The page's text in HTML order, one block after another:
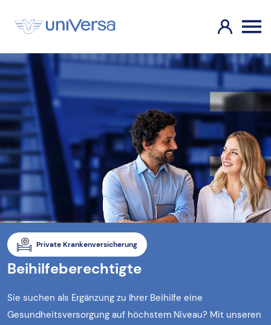
Private Krankenversicherung
Beihilfeberechtigte
Sie suchen als Ergänzung zu Ihrer Beihilfe eine
Gesundheitsversorgung auf höchstem Niveau? Mit unseren